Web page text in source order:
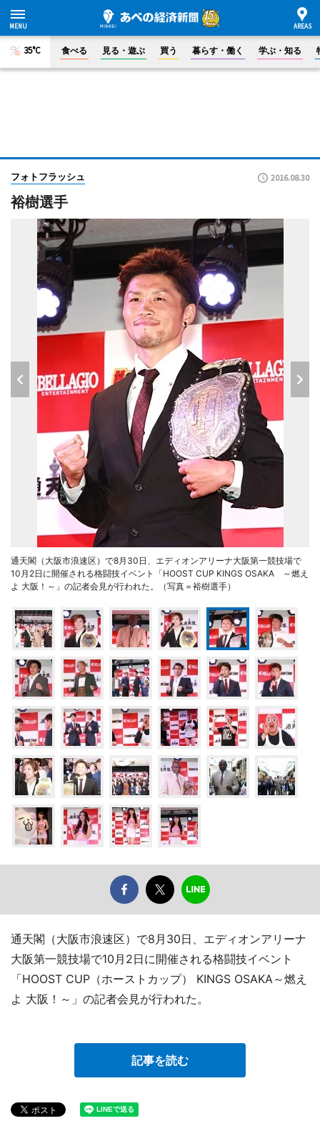
35°C 食べる 見る・遊ぶ 買う 暮らす・働く 学ぶ・知る
フォトフラッシュ 2016.08.30
裕樹選手
通天閣（大阪市浪速区）で8月30日、エディオンアリーナ大阪第一競技場で
10月2日に開催される格闘技イベント「HOOST CUP KINGS OSAKA ～燃え
よ 大阪！～」の記者会見が行われた。（写真＝裕樹選手）
通天閣（大阪市浪速区）で8月30日、エディオンアリーナ
大阪第一競技場で10月2日に開催される格闘技イベント
「HOOST CUP（ホーストカップ） KINGS OSAKA～燃え
よ 大阪！～」の記者会見が行われた。
記事を読む